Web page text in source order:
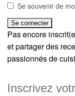
Se souvenir de
Pas encore
et partager des
passionnés de
Inscrivez